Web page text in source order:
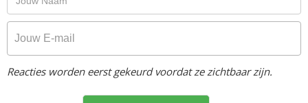
Reacties worden eerst gekeurd voordat ze zichtbaar zijn.